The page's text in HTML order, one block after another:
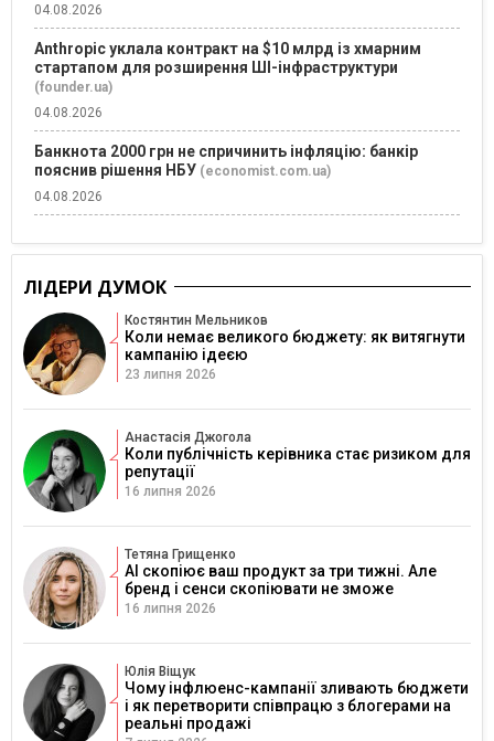
04.08.2026
Anthropic уклала контракт на $10 млрд із хмарним
стартапом для розширення ШІ-інфраструктури
(founder.ua)
04.08.2026
Банкнота 2000 грн не спричинить інфляцію: банкір
пояснив рішення НБУ (economist.com.ua)
04.08.2026
ЛІДЕРИ ДУМОК
Костянтин Мельников
Коли немає великого бюджету: як витягнути
кампанію ідеєю
23 липня 2026
Анастасія Джогола
Коли публічність керівника стає ризиком для
репутації
16 липня 2026
Тетяна Грищенко
AI скопіює ваш продукт за три тижні. Але
бренд і сенси скопіювати не зможе
16 липня 2026
Юлія Віщук
Чому інфлюенс-кампанії зливають бюджети
і як перетворити співпрацю з блогерами на
реальні продажі